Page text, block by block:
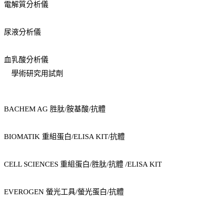
電解質分析儀
尿液分析儀
血乳酸分析儀
學術研究用試劑
BACHEM AG 胜肽/胺基酸/抗體
BIOMATIK 重組蛋白/ELISA KIT/抗體
CELL SCIENCES 重組蛋白/胜肽/抗體 /ELISA KIT
EVEROGEN 螢光工具/螢光蛋白/抗體